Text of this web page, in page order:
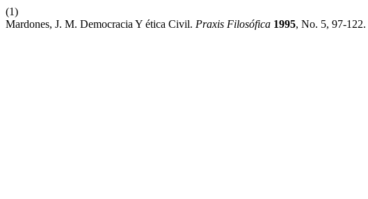
(1)
Mardones, J. M. Democracia Y ética Civil. Praxis Filosófica 1995, No. 5, 97-122.